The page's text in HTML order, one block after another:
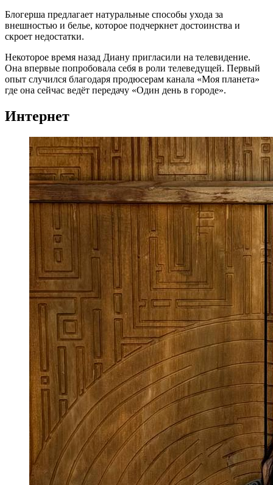
Блогерша предлагает натуральные способы ухода за
внешностью и белье, которое подчеркнет достоинства и
скроет недостатки.
Некоторое время назад Диану пригласили на телевидение.
Она впервые попробовала себя в роли телеведущей. Первый
опыт случился благодаря продюсерам канала «Моя планета»
где она сейчас ведёт передачу «Один день в городе».
Интернет